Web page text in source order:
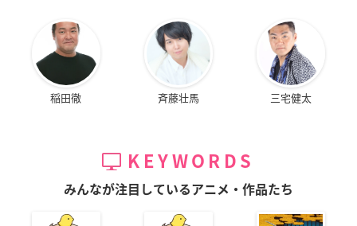
稲田徹 斉藤壮馬 三宅健太
KEYWORDS
みんなが注目しているアニメ・作品たち